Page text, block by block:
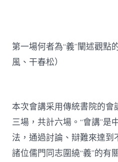
第一場何者為“義”闡述觀點
風、干春松）
本次會講采用傳統書院的會
三場，共計六場。“會講”是
法，通過討論、辯難來達到
諸位儒門同志圍繞“義”的有